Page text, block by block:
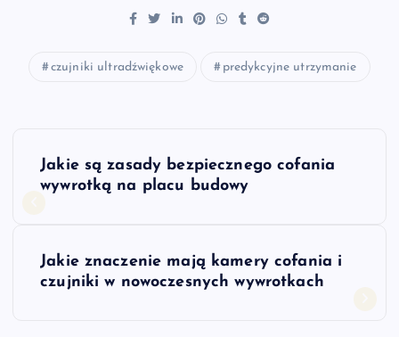
czujniki ultradźwiękowe predykcyjne utrzymanie
NJakie są zasady bezpiecznego cofania
wywrotką na placu budowy
Jakie znaczenie mają kamery cofania i
czujniki w nowoczesnych wywrotkach